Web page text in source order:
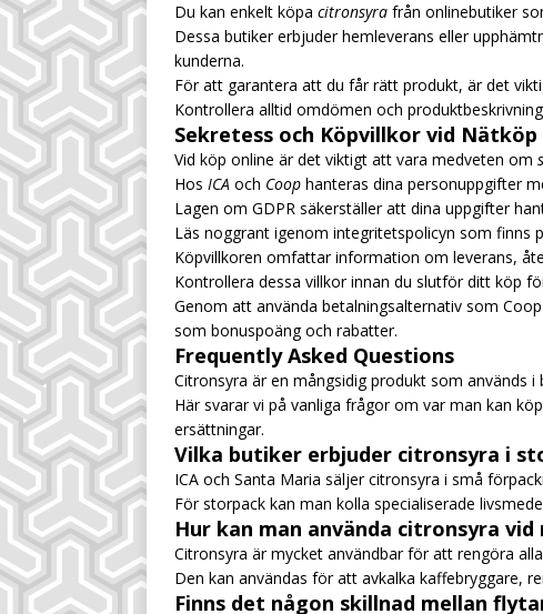
Du kan enkelt köpa citronsyra från onlinebutiker
Dessa butiker erbjuder hemleverans eller
kunderna.
För att garantera att du får rätt produkt, är det
Kontrollera alltid omdömen och
Sekretess och Köpvillkor vid Nätköp
Vid köp online är det viktigt att vara medveten om
Hos ICA och Coop hanteras dina personuppgifter
Lagen om GDPR säkerställer att dina uppgifter
Läs noggrant igenom integritetspolicyn som finns
Köpvillkoren omfattar information om leverans,
Kontrollera dessa villkor innan du slutför ditt köp
Genom att använda betalningsalternativ som
som bonuspoäng och rabatter.
Frequently Asked Questions
Citronsyra är en mångsidig produkt som används
Här svarar vi på vanliga frågor om var man kan
ersättningar.
Vilka butiker erbjuder citronsyra i
ICA och Santa Maria säljer citronsyra i små
För storpack kan man kolla specialiserade
Hur kan man använda citronsyra vid
Citronsyra är mycket användbar för att rengöra
Den kan användas för att avkalka kaffebryggare,
Finns det någon skillnad mellan